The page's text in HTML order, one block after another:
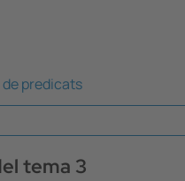
predicats
tema 3